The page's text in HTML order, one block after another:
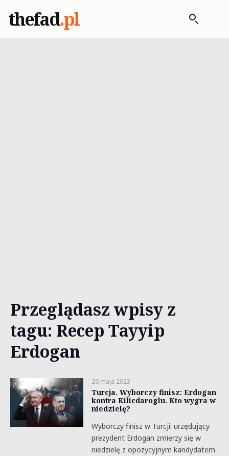
thefad.pl
Przeglądasz wpisy z
tagu: Recep Tayyip
Erdogan
26 maja 2023
Turcja. Wyborczy finisz: Erdogan
kontra Kilicdaroglu. Kto wygra w
niedzielę?
Wyborczy finisz w Turcji: urzędujący
prezydent Erdogan zmierzy się w
niedzielę z opozycyjnym kandydatem